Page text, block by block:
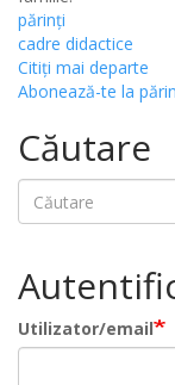
părinți
cadre didactice
Citiţi mai departe
Abonează-te la
Căutare
Căutare
Utilizator/email